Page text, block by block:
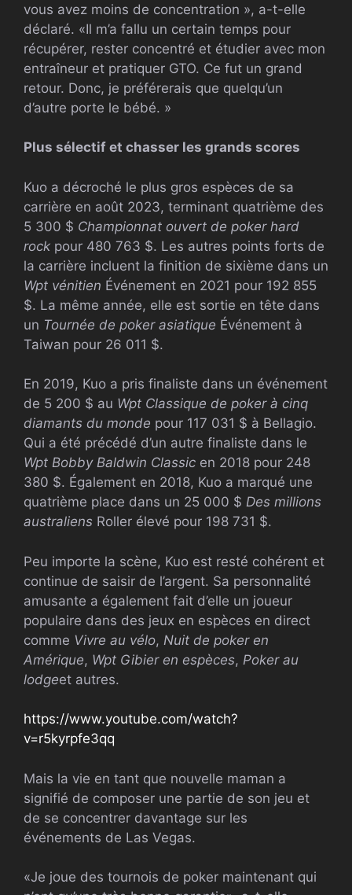
vous avez moins de concentration », a-t-elle
déclaré. «Il m’a fallu un certain temps pour
récupérer, rester concentré et étudier avec mon
entraîneur et pratiquer GTO. Ce fut un grand
retour. Donc, je préférerais que quelqu’un
d’autre porte le bébé. »
Plus sélectif et chasser les grands scores
Kuo a décroché le plus gros espèces de sa
carrière en août 2023, terminant quatrième des
5 300 $ Championnat ouvert de poker hard
rock pour 480 763 $. Les autres points forts de
la carrière incluent la finition de sixième dans un
Wpt vénitien Événement en 2021 pour 192 855
$. La même année, elle est sortie en tête dans
un Tournée de poker asiatique Événement à
Taiwan pour 26 011 $.
En 2019, Kuo a pris finaliste dans un événement
de 5 200 $ au Wpt Classique de poker à cinq
diamants du monde pour 117 031 $ à Bellagio.
Qui a été précédé d’un autre finaliste dans le
Wpt Bobby Baldwin Classic en 2018 pour 248
380 $. Également en 2018, Kuo a marqué une
quatrième place dans un 25 000 $ Des millions
australiens Roller élevé pour 198 731 $.
Peu importe la scène, Kuo est resté cohérent et
continue de saisir de l’argent. Sa personnalité
amusante a également fait d’elle un joueur
populaire dans des jeux en espèces en direct
comme Vivre au vélo, Nuit de poker en
Amérique, Wpt Gibier en espèces, Poker au
lodgeet autres.
https://www.youtube.com/watch?
v=r5kyrpfe3qq
Mais la vie en tant que nouvelle maman a
signifié de composer une partie de son jeu et
de se concentrer davantage sur les
événements de Las Vegas.
«Je joue des tournois de poker maintenant qui